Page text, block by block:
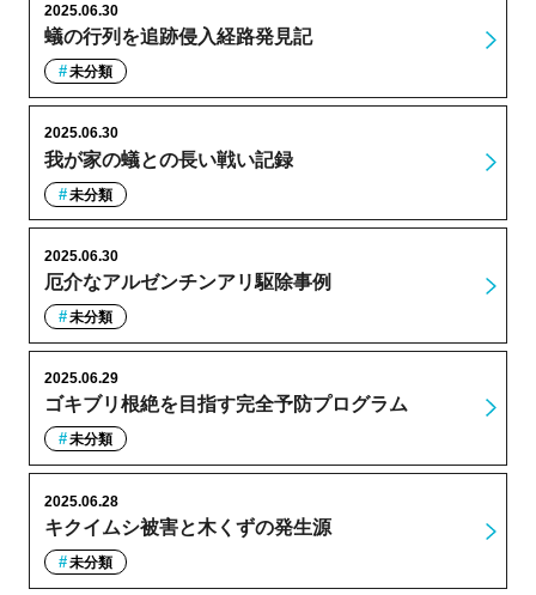
蟻の行列を追跡侵入経路発見記
2025.06.30
未分類
我が家の蟻との長い戦い記録
2025.06.30
未分類
厄介なアルゼンチンアリ駆除事例
2025.06.30
未分類
ゴキブリ根絶を目指す完全予防プログラム
2025.06.29
未分類
キクイムシ被害と木くずの発生源
2025.06.28
未分類